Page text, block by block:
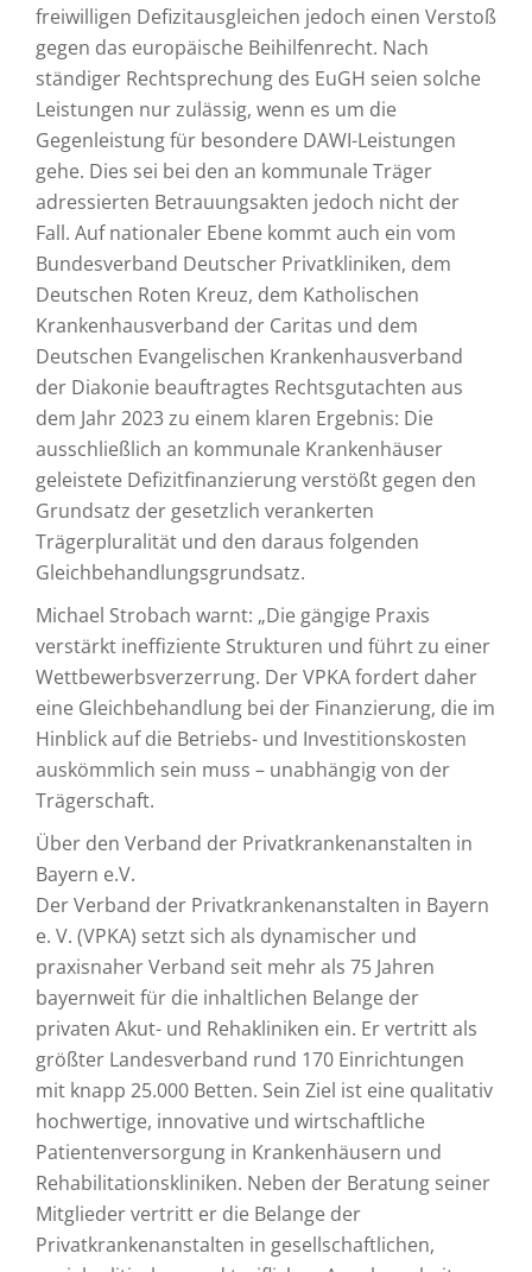
freiwilligen Defizitausgleichen jedoch einen Verstoß
gegen das europäische Beihilfenrecht. Nach
ständiger Rechtsprechung des EuGH seien solche
Leistungen nur zulässig, wenn es um die
Gegenleistung für besondere DAWI-Leistungen
gehe. Dies sei bei den an kommunale Träger
adressierten Betrauungsakten jedoch nicht der
Fall. Auf nationaler Ebene kommt auch ein vom
Bundesverband Deutscher Privatkliniken, dem
Deutschen Roten Kreuz, dem Katholischen
Krankenhausverband der Caritas und dem
Deutschen Evangelischen Krankenhausverband
der Diakonie beauftragtes Rechtsgutachten aus
dem Jahr 2023 zu einem klaren Ergebnis: Die
ausschließlich an kommunale Krankenhäuser
geleistete Defizitfinanzierung verstößt gegen den
Grundsatz der gesetzlich verankerten
Trägerpluralität und den daraus folgenden
Gleichbehandlungsgrundsatz.
Michael Strobach warnt: „Die gängige Praxis
verstärkt ineffiziente Strukturen und führt zu einer
Wettbewerbsverzerrung. Der VPKA fordert daher
eine Gleichbehandlung bei der Finanzierung, die im
Hinblick auf die Betriebs- und Investitionskosten
auskömmlich sein muss – unabhängig von der
Trägerschaft.
Über den Verband der Privatkrankenanstalten in
Bayern e.V.
Der Verband der Privatkrankenanstalten in Bayern
e. V. (VPKA) setzt sich als dynamischer und
praxisnaher Verband seit mehr als 75 Jahren
bayernweit für die inhaltlichen Belange der
privaten Akut- und Rehakliniken ein. Er vertritt als
größter Landesverband rund 170 Einrichtungen
mit knapp 25.000 Betten. Sein Ziel ist eine qualitativ
hochwertige, innovative und wirtschaftliche
Patientenversorgung in Krankenhäusern und
Rehabilitationskliniken. Neben der Beratung seiner
Mitglieder vertritt er die Belange der
Privatkrankenanstalten in gesellschaftlichen,